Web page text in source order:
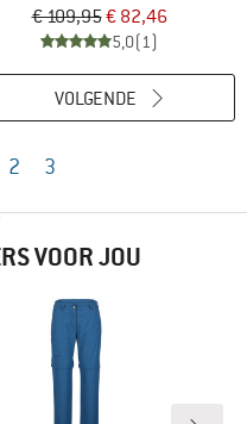
€ 109,95€ 82,46
5,0(1)
2 3
VOLGENDE
VOOR JOU